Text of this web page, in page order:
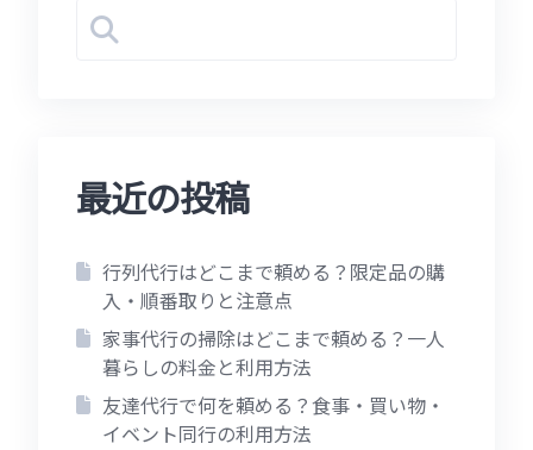
最近の投稿
行列代行はどこまで頼める？限定品の購
入・順番取りと注意点
家事代行の掃除はどこまで頼める？一人
暮らしの料金と利用方法
友達代行で何を頼める？食事・買い物・
イベント同行の利用方法